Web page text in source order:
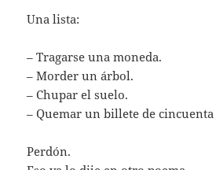
Una lista:
– Tragarse una moneda.
– Morder un árbol.
– Chupar el suelo.
– Quemar un billete de cincuenta
Perdón.